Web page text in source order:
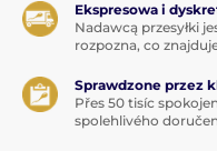
Ekspresowa i
Nadawcą przesyłki
rozpozna, co
Sprawdzone przez
Přes 50 tisíc
spolehlivého